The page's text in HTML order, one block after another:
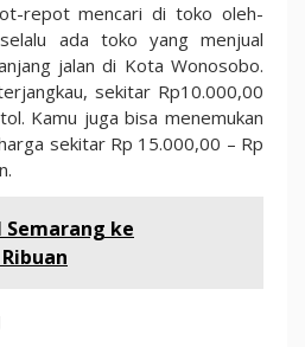
repot mencari di toko oleh-
ada toko yang menjual
jalan di Kota Wonosobo.
sekitar Rp10.000,00
Kamu juga bisa menemukan
sekitar Rp 15.000,00 – Rp
Semarang ke